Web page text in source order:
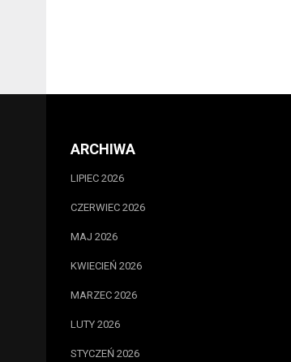
ARCHIWA
LIPIEC 2026
CZERWIEC 2026
MAJ 2026
KWIECIEŃ 2026
MARZEC 2026
LUTY 2026
STYCZEŃ 2026